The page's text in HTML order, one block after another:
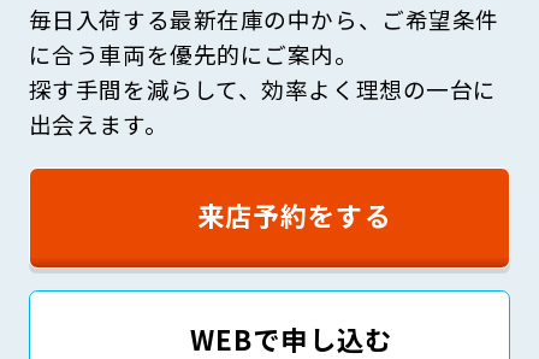
毎日入荷する最新在庫の中から、ご希望条件
に合う車両を優先的にご案内。
探す手間を減らして、効率よく理想の一台に
出会えます。
来店予約をする
WEBで申し込む